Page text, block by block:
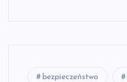
bezpieczeństwo